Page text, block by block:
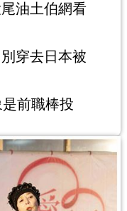
油土伯網看
穿去日本被
前職棒投